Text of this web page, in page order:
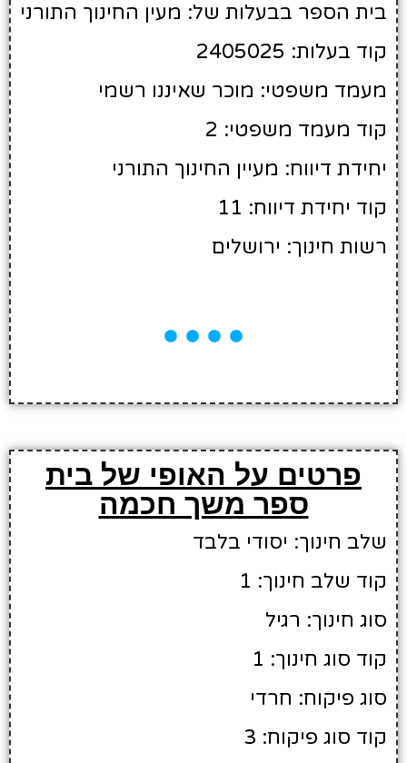
בית הספר בבעלות של: מעין החינוך התורני
קוד בעלות: 2405025
מעמד משפטי: מוכר שאיננו רשמי
קוד מעמד משפטי: 2
יחידת דיווח: מעיין החינוך התורני
קוד יחידת דיווח: 11
רשות חינוך: ירושלים
פרטים על האופי של בית
ספר משך חכמה
שלב חינוך: יסודי בלבד
קוד שלב חינוך: 1
סוג חינוך: רגיל
קוד סוג חינוך: 1
סוג פיקוח: חרדי
קוד סוג פיקוח: 3